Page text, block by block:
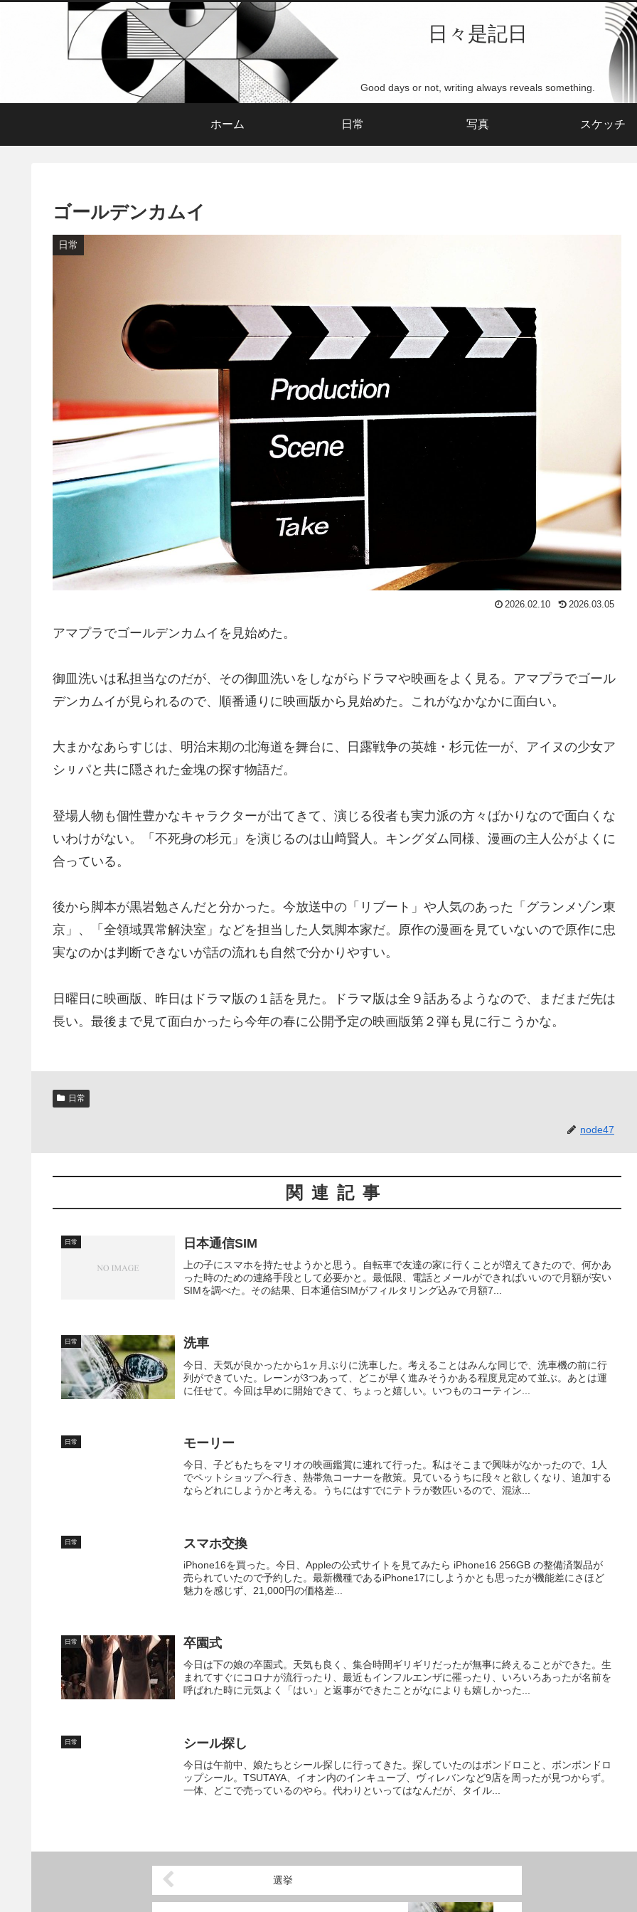
日々是記日
Good days or not, writing always reveals something.
ホーム 日常 写真 スケッチ
ゴールデンカムイ
日常
2026.02.10 2026.03.05
アマプラでゴールデンカムイを見始めた。
御皿洗いは私担当なのだが、その御皿洗いをしながらドラマや映画をよく見る。アマプラでゴール
デンカムイが見られるので、順番通りに映画版から見始めた。これがなかなかに面白い。
大まかなあらすじは、明治末期の北海道を舞台に、日露戦争の英雄・杉元佐一が、アイヌの少女ア
シㇼパと共に隠された金塊の探す物語だ。
登場人物も個性豊かなキャラクターが出てきて、演じる役者も実力派の方々ばかりなので面白くな
いわけがない。「不死身の杉元」を演じるのは山﨑賢人。キングダム同様、漫画の主人公がよくに
合っている。
後から脚本が黒岩勉さんだと分かった。今放送中の「リブート」や人気のあった「グランメゾン東
京」、「全領域異常解決室」などを担当した人気脚本家だ。原作の漫画を見ていないので原作に忠
実なのかは判断できないが話の流れも自然で分かりやすい。
日曜日に映画版、昨日はドラマ版の１話を見た。ドラマ版は全９話あるようなので、まだまだ先は
長い。最後まで見て面白かったら今年の春に公開予定の映画版第２弾も見に行こうかな。
日常
node47
関連記事
日常 日本通信SIM
上の子にスマホを持たせようかと思う。自転車で友達の家に行くことが増えてきたので、何かあ
った時のための連絡手段として必要かと。最低限、電話とメールができればいいので月額が安い
SIMを調べた。その結果、日本通信SIMがフィルタリング込みで月額7...
日常 洗車
今日、天気が良かったから1ヶ月ぶりに洗車した。考えることはみんな同じで、洗車機の前に行
列ができていた。レーンが3つあって、どこが早く進みそうかある程度見定めて並ぶ。あとは運
に任せて。今回は早めに開始できて、ちょっと嬉しい。いつものコーティン...
日常 モーリー
今日、子どもたちをマリオの映画鑑賞に連れて行った。私はそこまで興味がなかったので、1人
でペットショップへ行き、熱帯魚コーナーを散策。見ているうちに段々と欲しくなり、追加する
ならどれにしようかと考える。うちにはすでにテトラが数匹いるので、混泳...
日常 スマホ交換
iPhone16を買った。今日、Appleの公式サイトを見てみたら iPhone16 256GB の整備済製品が
売られていたので予約した。最新機種であるiPhone17にしようかとも思ったが機能差にさほど
魅力を感じず、21,000円の価格差...
日常 卒園式
今日は下の娘の卒園式。天気も良く、集合時間ギリギリだったが無事に終えることができた。生
まれてすぐにコロナが流行ったり、最近もインフルエンザに罹ったり、いろいろあったが名前を
呼ばれた時に元気よく「はい」と返事ができたことがなによりも嬉しかった...
日常 シール探し
今日は午前中、娘たちとシール探しに行ってきた。探していたのはボンドロこと、ボンボンドロ
ップシール。TSUTAYA、イオン内のインキューブ、ヴィレバンなど9店を周ったが見つからず。
一体、どこで売っているのやら。代わりといってはなんだが、タイル...
選挙